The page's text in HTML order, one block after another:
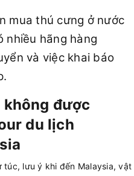
mua thú cưng ở nước
nhiều hãng hàng
và việc khai báo
không được
du lịch